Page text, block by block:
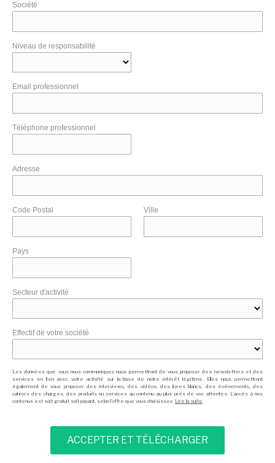
Société
Niveau de responsabilité
Email professionnel
Téléphone professionnel
Adresse
Code Postal Ville
Pays
Secteur d'activité
Effectif de votre société
Les données que vous nous communiquez nous permettront de vous proposer des newsletters et des
services en lien avec votre activité sur la base de notre intérêt légitime. Elles nous permettront
également de vous proposer des interviews, des vidéos, des livres blancs, des événements, des
cahiers des charges, des produits ou services au contenu au plus près de vos attentes. L'accès à nos
contenus est soit gratuit soit payant, selon l'offre que vous choisissez. Lire la suite